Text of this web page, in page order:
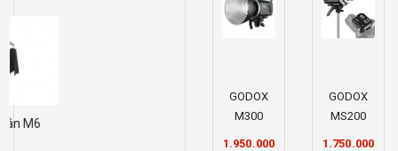
GODOX
M300
1.950.000
GODOX
MS200
1.750.000
Ưu điểm vượt trội chân M6